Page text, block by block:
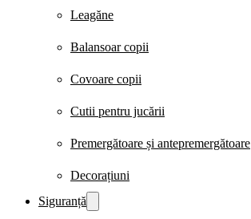
Leagăne
Balansoar copii
Covoare copii
Cutii pentru jucării
Premergătoare și antepremergătoare
Decorațiuni
Siguranță